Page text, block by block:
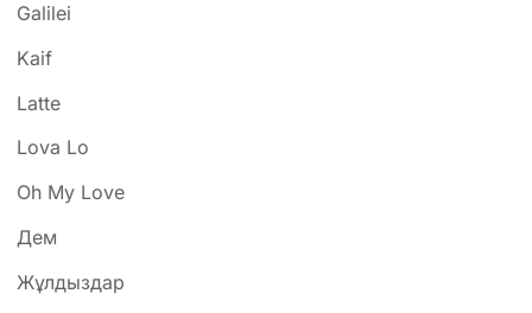
образы — мама, для которой он хочет сделать
жизнь удобной, родной дом с тёплыми стенами и
противопоставления («кейде аспан, кейде жер») и
финальная строка о том, как, перебирая
трек искренним исповедальным манифестом
зрелости.
Galilei
Kaif
Latte
Lova Lo
Oh My Love
Дем
Жұлдыздар